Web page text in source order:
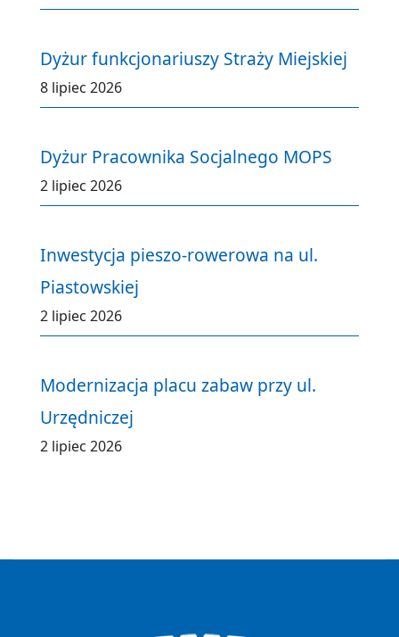
Dyżur funkcjonariuszy Straży Miejskiej
8 lipiec 2026
Dyżur Pracownika Socjalnego MOPS
2 lipiec 2026
Inwestycja pieszo-rowerowa na ul.
Piastowskiej
2 lipiec 2026
Modernizacja placu zabaw przy ul.
Urzędniczej
2 lipiec 2026